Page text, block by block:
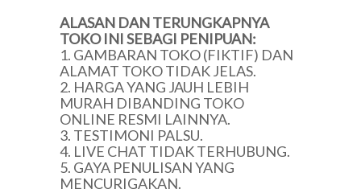
ALASAN DAN TERUNGKAPNYA
TOKO INI SEBAGI PENIPUAN:
1. GAMBARAN TOKO (FIKTIF) DAN
ALAMAT TOKO TIDAK JELAS.
2. HARGA YANG JAUH LEBIH
MURAH DIBANDING TOKO
ONLINE RESMI LAINNYA.
3. TESTIMONI PALSU.
4. LIVE CHAT TIDAK TERHUBUNG.
5. GAYA PENULISAN YANG
MENCURIGAKAN.